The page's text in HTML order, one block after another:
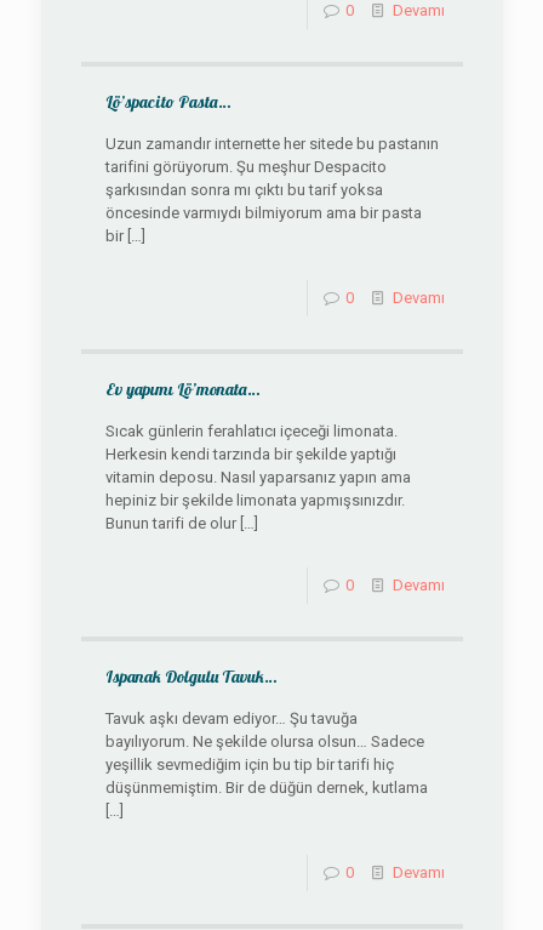
0 Devamı
Lö’spacito Pasta…
Uzun zamandır internette her sitede bu pastanın
tarifini görüyorum. Şu meşhur Despacito
şarkısından sonra mı çıktı bu tarif yoksa
öncesinde varmıydı bilmiyorum ama bir pasta
bir[…]
0 Devamı
Ev yapımı Lö’monata…
Sıcak günlerin ferahlatıcı içeceği limonata.
Herkesin kendi tarzında bir şekilde yaptığı
vitamin deposu. Nasıl yaparsanız yapın ama
hepiniz bir şekilde limonata yapmışsınızdır.
Bunun tarifi de olur[…]
0 Devamı
Ispanak Dolgulu Tavuk…
Tavuk aşkı devam ediyor… Şu tavuğa
bayılıyorum. Ne şekilde olursa olsun… Sadece
yeşillik sevmediğim için bu tip bir tarifi hiç
düşünmemiştim. Bir de düğün dernek, kutlama
[…]
0 Devamı